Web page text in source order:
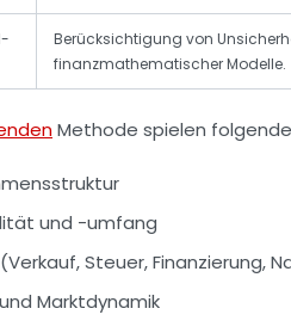
Berücksichtigung von
finanzmathematischer Modelle.
Methode spielen
und -umfang
Steuer, Finanzierung,
Marktdynamik